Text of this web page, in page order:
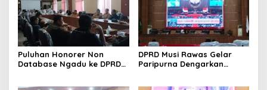
Puluhan Honorer Non
Database Ngadu ke DPRD
DPRD Musi Rawas Gelar
Paripurna Dengarkan